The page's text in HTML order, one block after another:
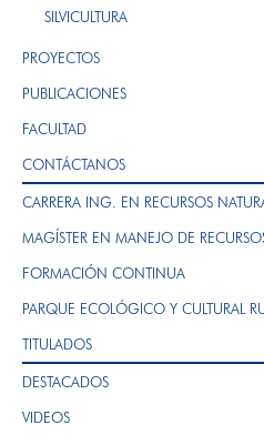
SILVICULTURA
PROYECTOS
PUBLICACIONES
FACULTAD
CONTÁCTANOS
CARRERA ING. EN RECURSOS
MAGÍSTER EN MANEJO DE
FORMACIÓN CONTINUA
PARQUE ECOLÓGICO Y CULTURAL
TITULADOS
DESTACADOS
VIDEOS